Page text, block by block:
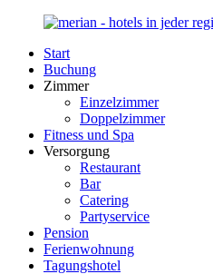
Zurück
Inhalt
Merian-
Hotel.de
Portal
Unterkunft
Deutschland
Start
Buchung
Zimmer
Einzelzimmer
Doppelzimmer
Fitness und Spa
Versorgung
Restaurant
Bar
Catering
Partyservice
Pension
Ferienwohnung
Tagungshotel